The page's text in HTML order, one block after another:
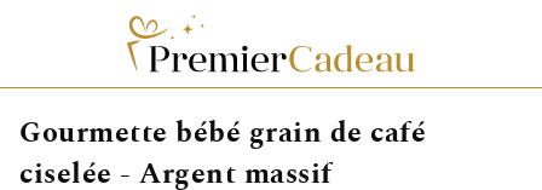
Gourmette bébé grain de café
ciselée - Argent massif